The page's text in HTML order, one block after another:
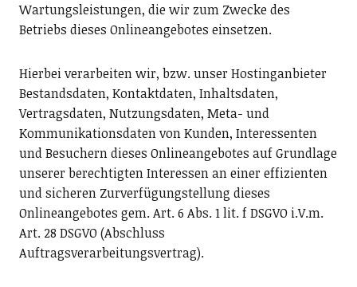
Wartungsleistungen, die wir zum Zwecke des
Betriebs dieses Onlineangebotes einsetzen.
Hierbei verarbeiten wir, bzw. unser Hostinganbieter
Bestandsdaten, Kontaktdaten, Inhaltsdaten,
Vertragsdaten, Nutzungsdaten, Meta- und
Kommunikationsdaten von Kunden, Interessenten
und Besuchern dieses Onlineangebotes auf Grundlage
unserer berechtigten Interessen an einer effizienten
und sicheren Zurverfügungstellung dieses
Onlineangebotes gem. Art. 6 Abs. 1 lit. f DSGVO i.V.m.
Art. 28 DSGVO (Abschluss
Auftragsverarbeitungsvertrag).